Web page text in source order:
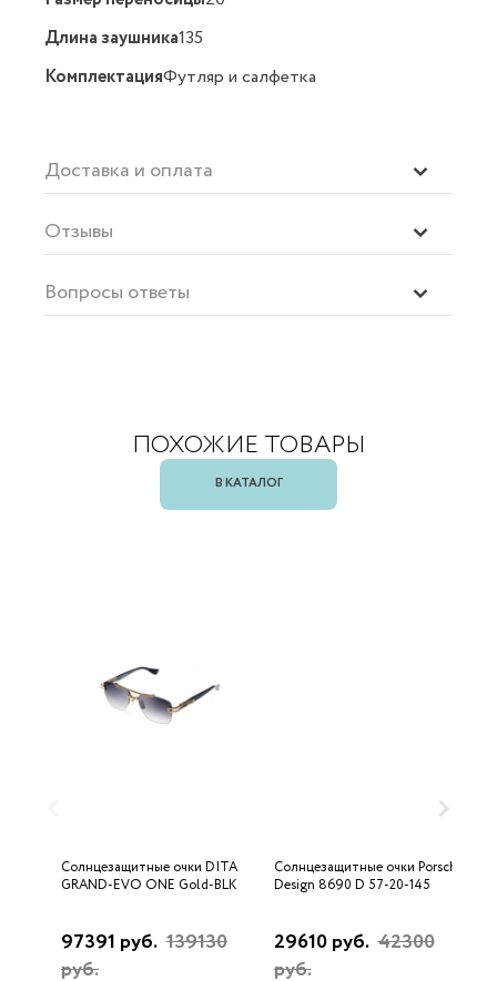
Длина заушника135
КомплектацияФутляр и салфетка
Доставка и оплата
Отзывы
Вопросы ответы
ПОХОЖИЕ ТОВАРЫ
В КАТАЛОГ
Солнцезащитные очки DITA
GRAND-EVO ONE Gold-BLK
97391 руб. 139130
руб.
Солнцезащитные очки Porsche
Design 8690 D 57-20-145
29610 руб. 42300
руб.